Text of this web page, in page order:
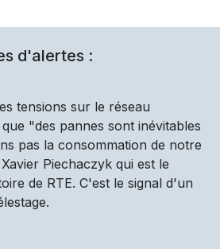
d'alertes :
tensions sur le réseau
"des pannes sont inévitables
pas la consommation de notre
Piechaczyk qui est le
de RTE. C'est le signal d'un